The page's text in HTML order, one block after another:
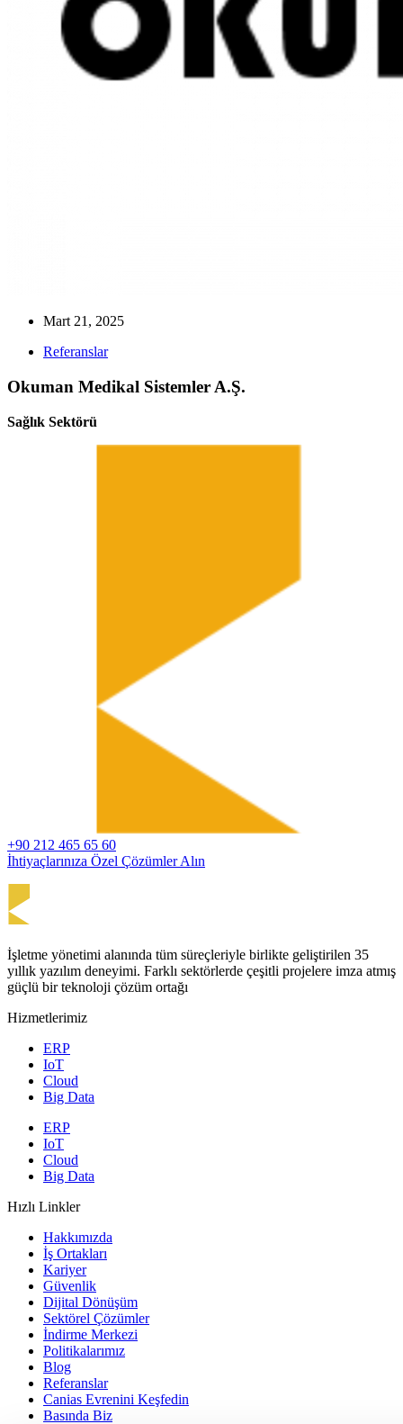
Mart 21, 2025
Referanslar
Okuman Medikal Sistemler A.Ş.
Sağlık Sektörü
+90 212 465 65 60
İhtiyaçlarınıza Özel Çözümler Alın
İşletme yönetimi alanında tüm süreçleriyle birlikte geliştirilen 35
yıllık yazılım deneyimi. Farklı sektörlerde çeşitli projelere imza atmış
güçlü bir teknoloji çözüm ortağı
Hizmetlerimiz
ERP
IoT
Cloud
Big Data
ERP
IoT
Cloud
Big Data
Hızlı Linkler
Hakkımızda
İş Ortakları
Kariyer
Güvenlik
Dijital Dönüşüm
Sektörel Çözümler
İndirme Merkezi
Politikalarımız
Blog
Referanslar
Canias Evrenini Keşfedin
Basında Biz